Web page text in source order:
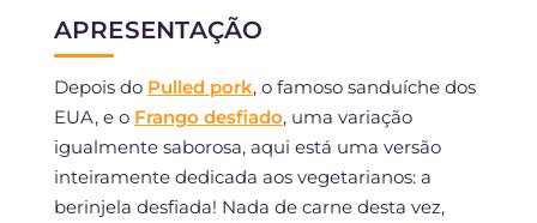
APRESENTAÇÃO
Depois do Pulled pork, o famoso sanduíche dos
EUA, e o Frango desfiado, uma variação
igualmente saborosa, aqui está uma versão
inteiramente dedicada aos vegetarianos: a
berinjela desfiada! Nada de carne desta vez,